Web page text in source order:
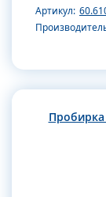
Артикул: